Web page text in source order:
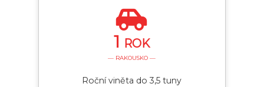
1 ROK
— RAKOUSKO —
Roční viněta do 3,5 tuny